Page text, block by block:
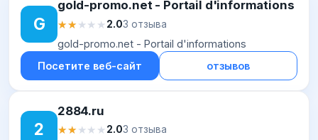
G
gold-promo.net - Portail d'informations
★★★★★
★★★★★2.03 отзыва
gold-promo.net - Portail d'informations
Посетите веб-сайт
отзывов
2
2884.ru
★★★★★
★★★★★2.03 отзыва